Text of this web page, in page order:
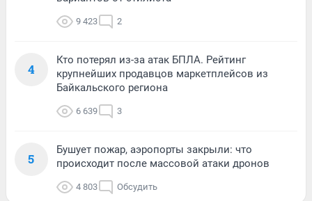
9 423 2
4
Кто потерял из-за атак БПЛА. Рейтинг
крупнейших продавцов маркетплейсов из
Байкальского региона
6 639 3
5
Бушует пожар, аэропорты закрыли: что
происходит после массовой атаки дронов
4 803 Обсудить